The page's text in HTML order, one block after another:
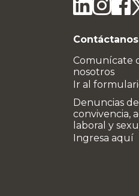
Contáctanos
Comunícate
nosotros
Ir al
Denuncias de
convivencia,
laboral y
Ingresa aquí